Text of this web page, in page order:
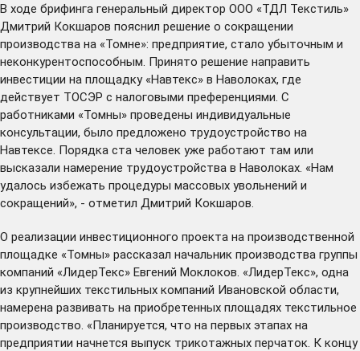
В ходе брифинга генеральный директор ООО «ТДЛ Текстиль»
Дмитрий Кокшаров пояснил решение о сокращении
производства на «Томне»: предприятие, стало убыточным и
неконкурентоспособным. Принято решение направить
инвестиции на площадку «Навтекс» в Наволоках, где
действует ТОСЭР с налоговыми преференциями. С
работниками «Томны» проведены индивидуальные
консультации, было предложено трудоустройство на
Навтексе. Порядка ста человек уже работают там или
высказали намерение трудоустройства в Наволоках. «Нам
удалось избежать процедуры массовых увольнений и
сокращений», - отметил Дмитрий Кокшаров.
О реализации инвестиционного проекта на производственной
площадке «Томны» рассказал начальник производства группы
компаний «ЛидерТекс» Евгений Моклоков. «ЛидерТекс», одна
из крупнейших текстильных компаний Ивановской области,
намерена развивать на приобретенных площадях текстильное
производство. «Планируется, что на первых этапах на
предприятии начнется выпуск трикотажных перчаток. К концу